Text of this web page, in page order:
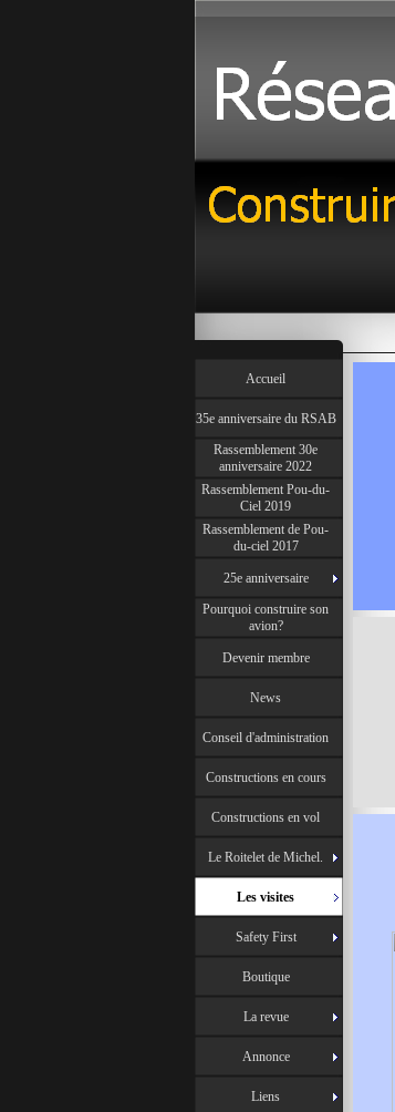
Accueil
35e anniversaire du RSAB
Rassemblement 30e
anniversaire 2022
Rassemblement Pou-du-
Ciel 2019
Rassemblement de Pou-
du-ciel 2017
25e anniversaire
Pourquoi construire son
avion?
Devenir membre
News
Conseil d'administration
Constructions en cours
Constructions en vol
Le Roitelet de Michel.
Les visites
Safety First
Boutique
La revue
Annonce
Liens